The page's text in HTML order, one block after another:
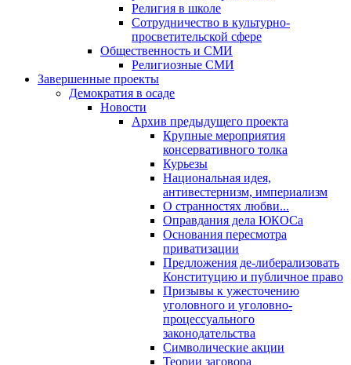
Религия в школе
Сотрудничество в культурно-
просветительской сфере
Общественность и СМИ
Религиозные СМИ
Завершенные проекты
Демократия в осаде
Новости
Архив предыдущего проекта
Крупные мероприятия
консервативного толка
Курьезы
Национальная идея,
антивестернизм, империализм
О странностях любви...
Оправдания дела ЮКОСа
Основания пересмотра
приватизации
Предложения де-либерализовать
Конституцию и публичное право
Призывы к ужесточению
уголовного и уголовно-
процессуального
законодательства
Символические акции
Теории заговора